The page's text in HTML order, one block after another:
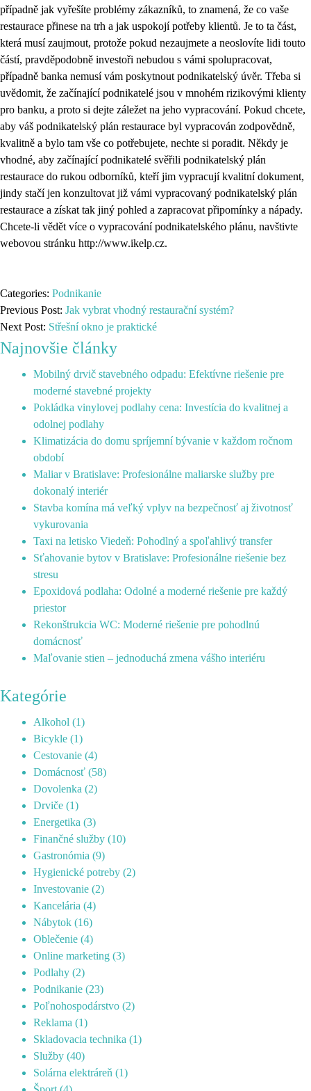
případně jak vyřešíte problémy zákazníků, to znamená, že co vaše
restaurace přinese na trh a jak uspokojí potřeby klientů. Je to ta část,
která musí zaujmout, protože pokud nezaujmete a neoslovíte lidi touto
částí, pravděpodobně investoři nebudou s vámi spolupracovat,
případně banka nemusí vám poskytnout podnikatelský úvěr. Třeba si
uvědomit, že začínající podnikatelé jsou v mnohém rizikovými klienty
pro banku, a proto si dejte záležet na jeho vypracování. Pokud chcete,
aby váš podnikatelský plán restaurace byl vypracován zodpovědně,
kvalitně a bylo tam vše co potřebujete, nechte si poradit. Někdy je
vhodné, aby začínající podnikatelé svěřili podnikatelský plán
restaurace do rukou odborníků, kteří jim vypracují kvalitní dokument,
jindy stačí jen konzultovat již vámi vypracovaný podnikatelský plán
restaurace a získat tak jiný pohled a zapracovat připomínky a nápady.
Chcete-li vědět více o vypracování podnikatelského plánu, navštivte
webovou stránku http://www.ikelp.cz.
Categories: Podnikanie
Previous Post: Jak vybrat vhodný restaurační systém?
Next Post: Střešní okno je praktické
Najnovšie články
Mobilný drvič stavebného odpadu: Efektívne riešenie pre
moderné stavebné projekty
Pokládka vinylovej podlahy cena: Investícia do kvalitnej a
odolnej podlahy
Klimatizácia do domu spríjemní bývanie v každom ročnom
období
Maliar v Bratislave: Profesionálne maliarske služby pre
dokonalý interiér
Stavba komína má veľký vplyv na bezpečnosť aj životnosť
vykurovania
Taxi na letisko Viedeň: Pohodlný a spoľahlivý transfer
Sťahovanie bytov v Bratislave: Profesionálne riešenie bez
stresu
Epoxidová podlaha: Odolné a moderné riešenie pre každý
priestor
Rekonštrukcia WC: Moderné riešenie pre pohodlnú
domácnosť
Maľovanie stien – jednoduchá zmena vášho interiéru
Kategórie
Alkohol (1)
Bicykle (1)
Cestovanie (4)
Domácnosť (58)
Dovolenka (2)
Drviče (1)
Energetika (3)
Finančné služby (10)
Gastronómia (9)
Hygienické potreby (2)
Investovanie (2)
Kancelária (4)
Nábytok (16)
Oblečenie (4)
Online marketing (3)
Podlahy (2)
Podnikanie (23)
Poľnohospodárstvo (2)
Reklama (1)
Skladovacia technika (1)
Služby (40)
Solárna elektráreň (1)